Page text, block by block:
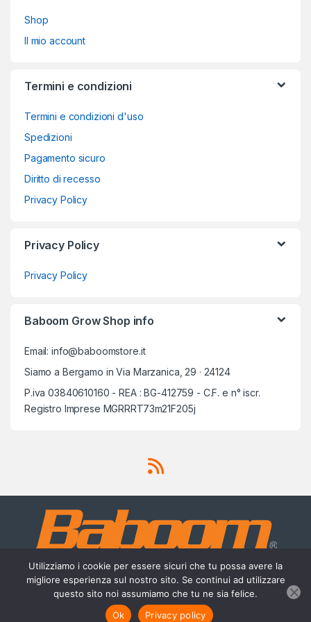
Shop
Il mio account
Termini e condizioni
Termini e condizioni d'uso
Spedizioni
Pagamento sicuro
Diritto di recesso
Privacy Policy
Privacy Policy
Privacy Policy
Baboom Grow Shop info
Email: info@baboomstore.it
Siamo a Bergamo in Via Marzanica, 29 · 24124
P.iva 03840610160 - REA : BG-412759 - C.F. e n° iscr.
Registro Imprese MGRRRT73m21F205j
Scrivici su Whatsapp
3756420488
Utilizziamo i cookie per essere sicuri che tu possa avere la
migliore esperienza sul nostro sito. Se continui ad utilizzare
questo sito noi assumiamo che tu ne sia felice.
Ok
Privacy policy